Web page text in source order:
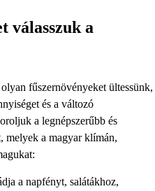
válasszuk a
fűszernövényeket ültessünk,
és a változó
a legnépszerűbb és
melyek a magyar klímán,
a napfényt, salátákhoz,